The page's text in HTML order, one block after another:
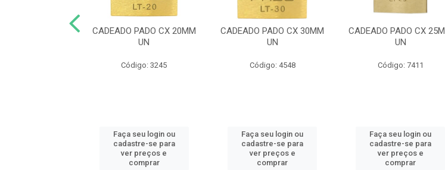
CADEADO PADO CX 20MM
UN
Código: 3245
Faça seu login ou
cadastre-se para
ver preços e
comprar
CADEADO PADO CX 30MM
UN
Código: 4548
Faça seu login ou
cadastre-se para
ver preços e
comprar
CADEADO PADO CX
UN
Código: 7411
Faça seu login ou
cadastre-se para
ver preços e
comprar